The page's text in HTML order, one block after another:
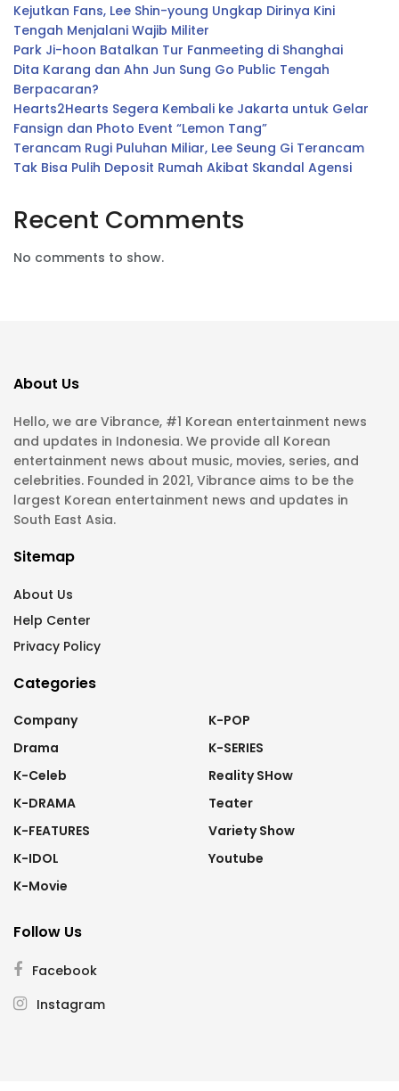
Kejutkan Fans, Lee Shin-young Ungkap Dirinya Kini
Tengah Menjalani Wajib Militer
Park Ji-hoon Batalkan Tur Fanmeeting di Shanghai
Dita Karang dan Ahn Jun Sung Go Public Tengah
Berpacaran?
Hearts2Hearts Segera Kembali ke Jakarta untuk Gelar
Fansign dan Photo Event “Lemon Tang”
Terancam Rugi Puluhan Miliar, Lee Seung Gi Terancam
Tak Bisa Pulih Deposit Rumah Akibat Skandal Agensi
Recent Comments
No comments to show.
About Us
Hello, we are Vibrance, #1 Korean entertainment news
and updates in Indonesia. We provide all Korean
entertainment news about music, movies, series, and
celebrities. Founded in 2021, Vibrance aims to be the
largest Korean entertainment news and updates in
South East Asia.
Sitemap
About Us
Help Center
Privacy Policy
Categories
Company
Drama
K-Celeb
K-DRAMA
K-FEATURES
K-IDOL
K-Movie
K-POP
K-SERIES
Reality SHow
Teater
Variety Show
Youtube
Follow Us
Facebook
Instagram